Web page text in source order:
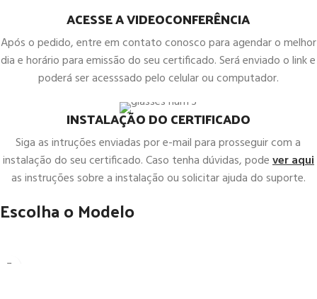
ACESSE A VIDEOCONFERÊNCIA
Após o pedido, entre em contato conosco para agendar o melhor
dia e horário para emissão do seu certificado. Será enviado o link e
poderá ser acesssado pelo celular ou computador.
INSTALAÇÃO DO CERTIFICADO
Siga as intruções enviadas por e-mail para prosseguir com a
instalação do seu certificado. Caso tenha dúvidas, podever aqui
as instruções sobre a instalação ou solicitar ajuda do suporte.
Escolha o Modelo